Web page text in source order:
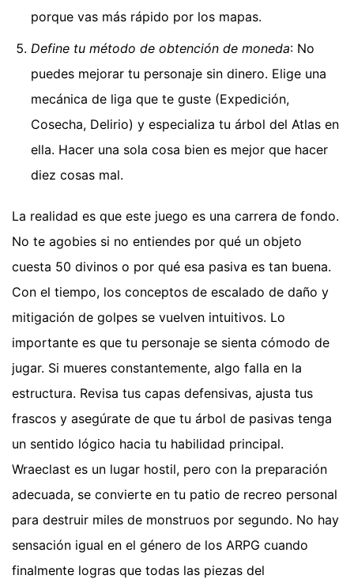
porque vas más rápido por los mapas.
Define tu método de obtención de moneda: No
puedes mejorar tu personaje sin dinero. Elige una
mecánica de liga que te guste (Expedición,
Cosecha, Delirio) y especializa tu árbol del Atlas en
ella. Hacer una sola cosa bien es mejor que hacer
diez cosas mal.
La realidad es que este juego es una carrera de fondo.
No te agobies si no entiendes por qué un objeto
cuesta 50 divinos o por qué esa pasiva es tan buena.
Con el tiempo, los conceptos de escalado de daño y
mitigación de golpes se vuelven intuitivos. Lo
importante es que tu personaje se sienta cómodo de
jugar. Si mueres constantemente, algo falla en la
estructura. Revisa tus capas defensivas, ajusta tus
frascos y asegúrate de que tu árbol de pasivas tenga
un sentido lógico hacia tu habilidad principal.
Wraeclast es un lugar hostil, pero con la preparación
adecuada, se convierte en tu patio de recreo personal
para destruir miles de monstruos por segundo. No hay
sensación igual en el género de los ARPG cuando
finalmente logras que todas las piezas del